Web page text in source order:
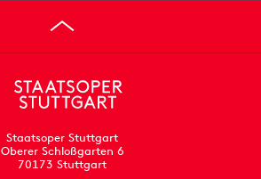
Staatsoper Stuttgart
Oberer Schloßgarten 6
70173 Stuttgart